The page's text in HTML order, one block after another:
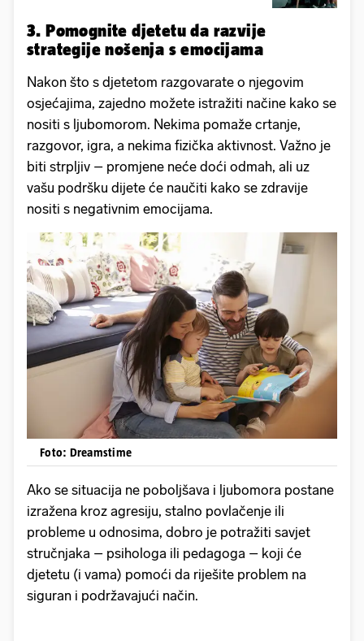
3. Pomognite djetetu da razvije
strategije nošenja s emocijama
Nakon što s djetetom razgovarate o njegovim
osjećajima, zajedno možete istražiti načine kako se
nositi s ljubomorom. Nekima pomaže crtanje,
razgovor, igra, a nekima fizička aktivnost. Važno je
biti strpljiv – promjene neće doći odmah, ali uz
vašu podršku dijete će naučiti kako se zdravije
nositi s negativnim emocijama.
Foto: Dreamstime
Ako se situacija ne poboljšava i ljubomora postane
izražena kroz agresiju, stalno povlačenje ili
probleme u odnosima, dobro je potražiti savjet
stručnjaka – psihologa ili pedagoga – koji će
djetetu (i vama) pomoći da riješite problem na
siguran i podržavajući način.